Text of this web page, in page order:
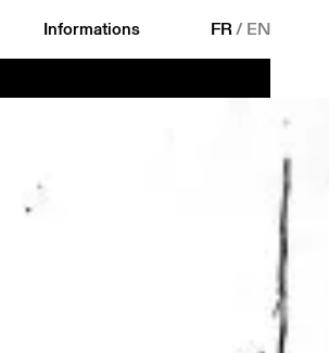
Informations FR/ EN